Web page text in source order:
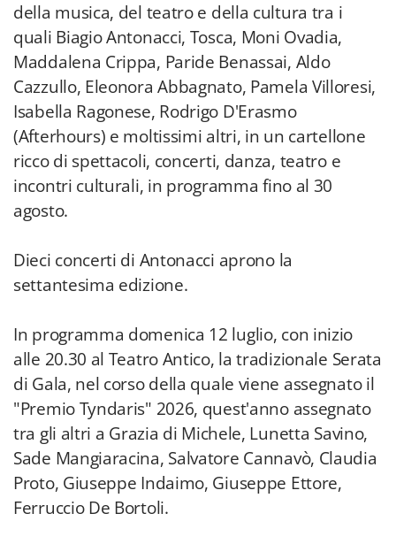
della musica, del teatro e della cultura tra i
quali Biagio Antonacci, Tosca, Moni Ovadia,
Maddalena Crippa, Paride Benassai, Aldo
Cazzullo, Eleonora Abbagnato, Pamela Villoresi,
Isabella Ragonese, Rodrigo D'Erasmo
(Afterhours) e moltissimi altri, in un cartellone
ricco di spettacoli, concerti, danza, teatro e
incontri culturali, in programma fino al 30
agosto.
Dieci concerti di Antonacci aprono la
settantesima edizione.
In programma domenica 12 luglio, con inizio
alle 20.30 al Teatro Antico, la tradizionale Serata
di Gala, nel corso della quale viene assegnato il
"Premio Tyndaris" 2026, quest'anno assegnato
tra gli altri a Grazia di Michele, Lunetta Savino,
Sade Mangiaracina, Salvatore Cannavò, Claudia
Proto, Giuseppe Indaimo, Giuseppe Ettore,
Ferruccio De Bortoli.